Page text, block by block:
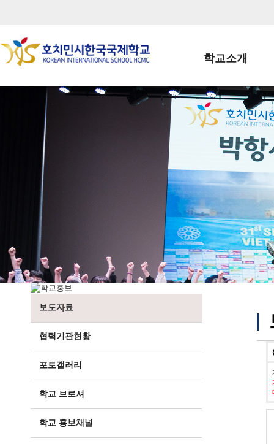
학교소개
학교장인사말
학생회장인사말
학교상징
학교 CI
교직원현황
학생현황
위치/전화
전경사진
보도자료
협력기관현황
포토갤러리
학교 브로셔
학교 홍보채널